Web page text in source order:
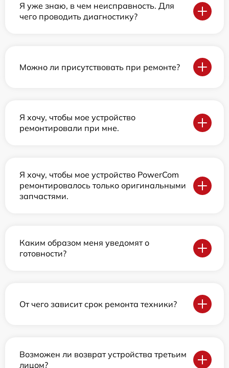
Я уже знаю, в чем неисправность. Для
чего проводить диагностику?
Можно ли присутствовать при ремонте?
Я хочу, чтобы мое устройство
ремонтировали при мне.
Я хочу, чтобы мое устройство PowerCom
ремонтировалось только оригинальными
запчастями.
Каким образом меня уведомят о
готовности?
От чего зависит срок ремонта техники?
Возможен ли возврат устройства третьим
лицом?